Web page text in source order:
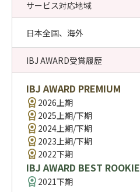
サービス対応地域
日本全国、海外
IBJ AWARD受賞履歴
IBJ AWARD PREMIUM
2026上期
2025上期/下期
2024上期/下期
2023上期/下期
2022下期
IBJ AWARD BEST ROOKIE
2021下期